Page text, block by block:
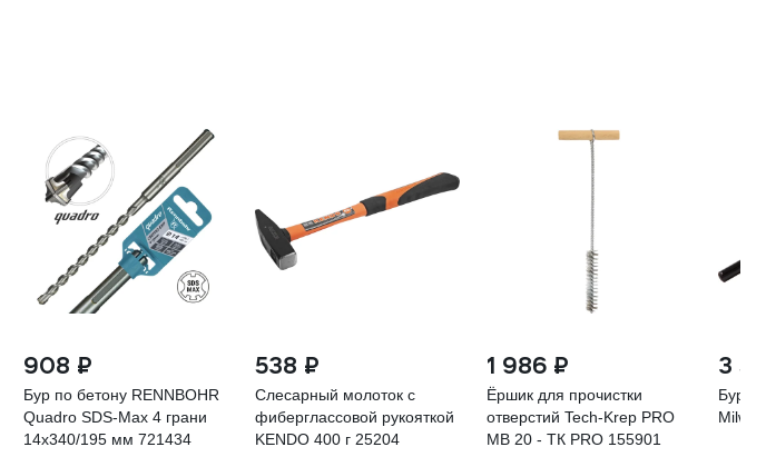
908 ₽
Бур по бетону RENNBOHR
Quadro SDS-Max 4 грани
14x340/195 мм 721434
538 ₽
Слесарный молоток с
фиберглассовой рукояткой
KENDO 400 г 25204
1 986 ₽
Ёршик для прочистки
отверстий Tech-Krep PRO
МВ 20 - ТК PRO 155901
3
Бур